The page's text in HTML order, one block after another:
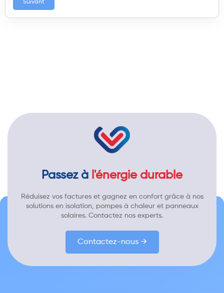
Suivant
Passez à l'énergie durable
Réduisez vos factures et gagnez en confort grâce à nos
solutions en isolation, pompes à chaleur et panneaux
solaires. Contactez nos experts.
Contactez-nous →